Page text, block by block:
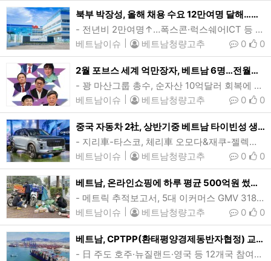
북부 박장성, 올해 채용 수요 12만여명 달해…고용시장 ‘훈풍’
- 전년비 2만여명↑…폭스콘·럭스쉐어ICT 등 애플 협력사 중심 생산확대 영향- 업계, 인터넷방송·취업설명회 등 뗏(설)연휴 이후 인력유지 및 추가고용 ‘안간힘’애플 주요협력사중 한곳인 중국 럭스쉐어ICT의 베트남 박장성 생산법인. 베트남 북부의 산업중심지중 하나인 박장성의 올해 채용 수요가 외국계 전자기업들의 생산용량 확충에 따라 전년보다 2만여명 늘어난 12만여명에 달할 것으로 나타났다. (사진=박장성산업단지관리위원회)[인사이드비나=하노이, 이승윤 기자] 베트남 북부의 대표적인 산업도시중 하나인 박장성(Bac …
베트남이슈
베트남청량고추 0
0
2월 포브스 세계 억만장자, 베트남 6명…전월보다 1명 늘어
- 꽝 마산그룹 총수, 순자산 10억달러 회복에 순위 재진입…세계 2718위- 브엉 빈그룹 회장, 타오 비엣젯항공 CEO 등 6명 합산 134억달러포브스 세계 억만장자에 오른 베트남 부호들. (위에서 아래방향으로) 팜 녓 브엉 빈그룹 회장, 응웬 티 프엉 타오 비엣젯항공 CEO, 호 훙 안 테크콤은행 회장, 쩐 바 즈엉 타코 회장. 응웬 당 꽝 마산그룹 회장. 쩐 딘 롱 호아팟그룹 회장. (사진=tuoitre)[인사이드비나=호치민, 투 탄(Thu thanh) 기자] 포브스 세계 억만장자 순위에 베트남 기업총수 6명이 이름을…
베트남이슈
베트남청량고추 0
0
중국 자동차 2社, 상반기중 베트남 타이빈성 생산공장 착공
- 지리車-타스코, 체리車 오모다&재쿠-젤렉심코 등 현지기업 합작투자- 현지 자동차산업 강화 및 공급망 구축, 일자리 창출 따른 지역경제 성장 ‘기대감’지난달 베트남시장에 출시된 오모다&재쿠의 하이브리드 SUV 재쿠J7. 중국 국영 체리자동차와 지리자동차 등 2개사가 상반기중 베트남 북부 타이빈성 생산공장을 착공할 계획이다. (사진=VnExpress/Luong Dung)[인사이드비나=하노이, 떤 풍(Tan phung) 기자] 중국국영 체리자동차(奇瑞汽车, Chery Automobile)와 지리자동차(Geely Auto…
베트남이슈
베트남청량고추 0
0
베트남, 온라인쇼핑에 하루 평균 500억원 썼다…전년비 37.4%↑
- 메트릭 추적보고서, 5대 이커머스 GMV 318.9조동(약 127억달러)…이외 SNS·외국플랫폼 미포함- 생필품 구매 추세 두드러져, 정품·수입산 선호도↑…가격경쟁력 ‘핵심’하노이시 유이떤길 일대 배송플랫폼 소속 직원들이 상품을 수령할 소비자들을 기다리고 있다. 베트남의 전자상거래시장이 연평균 두자릿수 성장세를 유지중인 가운데 지난해 베트남인들이 온라인쇼핑에 지출한 돈이 하루 평균 8737억동(약 3470.7만달러)에 달한 것으로 나타났다. (사진=VnExpress/Ngoc Thanh)[인사이드비나=하노이, 이승윤 기자]&nbs…
베트남이슈
베트남청량고추 0
0
베트남, CPTPP(환태평양경제동반자협정) 교역액 1000억달러 돌파
- 日 주도 호주·뉴질랜드·영국 등 12개국 참여…1020억달러 전년비 6.8%↑- 전체 무역액중 13.1%, 흑자 94억달러 2배↑…거시경제 안정화 기여지난해 베트남과 CPTPP(환태평양경제동반자협정) 회원국간 교역액이 전년대비 6.8% 늘어난 1020억달러를 기록했다. 베트남 전체 교역액 가운데 CPTPP와의 교역액은 13.1% 비중을 차지했다. (사진=사이공신항공사)[인사이드비나=하노이, 장연환 기자] 지난해 베트남과 CPTPP(환태평양경제동반자협정) 회원국간 교역액이 1000억달러를 돌파한 것으로 나타났다.…